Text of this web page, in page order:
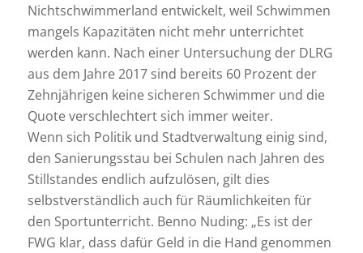
Nichtschwimmerland entwickelt, weil Schwimmen
mangels Kapazitäten nicht mehr unterrichtet
werden kann. Nach einer Untersuchung der DLRG
aus dem Jahre 2017 sind bereits 60 Prozent der
Zehnjährigen keine sicheren Schwimmer und die
Quote verschlechtert sich immer weiter.
Wenn sich Politik und Stadtverwaltung einig sind,
den Sanierungsstau bei Schulen nach Jahren des
Stillstandes endlich aufzulösen, gilt dies
selbstverständlich auch für Räumlichkeiten für
den Sportunterricht. Benno Nuding: „Es ist der
FWG klar, dass dafür Geld in die Hand genommen